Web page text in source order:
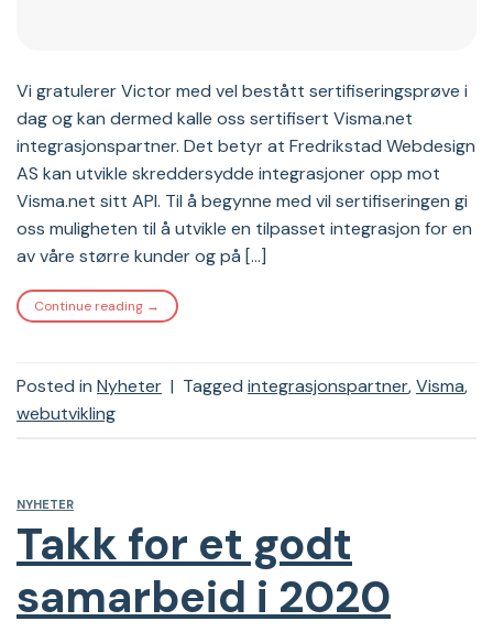
Vi gratulerer Victor med vel bestått sertifiseringsprøve i
dag og kan dermed kalle oss sertifisert Visma.net
integrasjonspartner. Det betyr at Fredrikstad Webdesign
AS kan utvikle skreddersydde integrasjoner opp mot
Visma.net sitt API. Til å begynne med vil sertifiseringen gi
oss muligheten til å utvikle en tilpasset integrasjon for en
av våre større kunder og på […]
Continue reading →
Posted in Nyheter | Tagged integrasjonspartner,Visma,
webutvikling
NYHETER
Takk for et godt
samarbeid i 2020